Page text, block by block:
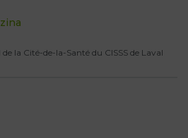
la Cité-de-la-Santé du CISSS de Laval